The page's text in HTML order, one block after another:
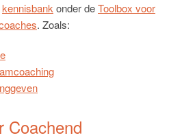
kennisbankonder deToolbox voor
. Zoals:
Coachend